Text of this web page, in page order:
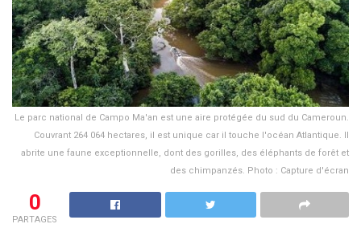
Le parc national de Campo Ma'an est une aire protégée du sud du Cameroun.
Couvrant 264 064 hectares, il est unique car il touche l'océan Atlantique. Il
abrite une faune exceptionnelle, dont des gorilles, des éléphants de forêt et
des chimpanzés. Photo : Capture d'écran
0
PARTAGES